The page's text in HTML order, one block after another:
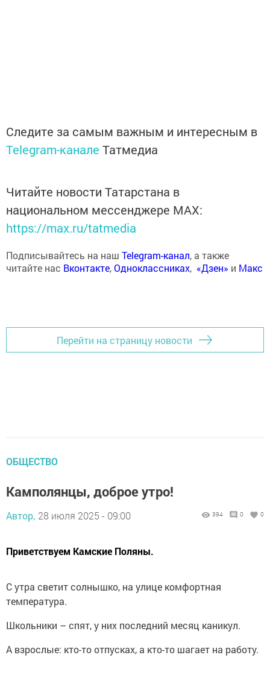
Следите за самым важным и интересным в
Telegram-канале Татмедиа
Читайте новости Татарстана в
национальном мессенджере MАХ:
https://max.ru/tatmedia
Подписывайтесь на наш Telegram-канал, а также
читайте нас Вконтакте,Одноклассниках, «Дзен» и Макс
Перейти на страницу новости
ОБЩЕСТВО
Камполянцы, доброе утро!
Автор, 28 июля 2025 - 09:00 394 0 0
Приветствуем Камские Поляны.
С утра светит солнышко, на улице комфортная
температура.
Школьники – спят, у них последний месяц каникул.
А взрослые: кто-то отпусках, а кто-то шагает на работу.